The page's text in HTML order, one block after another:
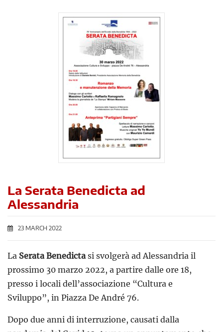
La Serata Benedicta ad
Alessandria
23 MARCH 2022
La Serata Benedicta si svolgerà ad Alessandria il
prossimo 30 marzo 2022, a partire dalle ore 18,
presso i locali dell’associazione “Cultura e
Sviluppo”, in Piazza De André 76.
Dopo due anni di interruzione, causati dalla